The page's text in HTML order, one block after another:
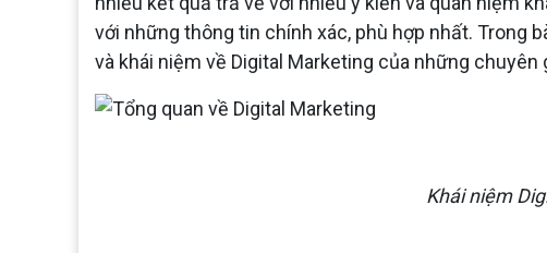
với những thông tin chính xác, phù hợp nhất. Trong
và khái niệm về Digital Marketing của những
Khái niệm